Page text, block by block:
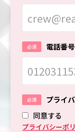
電話番号
プライ
同意する
プライバシーポ